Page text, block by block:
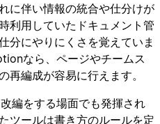
に伴い情報の統合や仕分けが
利用していたドキュメント管
分にやりにくさを覚えていま
なら、ページやチームス
再編成が容易に行えます。
編をする場面でも発揮され
ツールは書き方のルールを定